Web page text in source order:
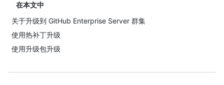
在本文中
关于升级到 GitHub Enterprise Server 群集
使用热补丁升级
使用升级包升级